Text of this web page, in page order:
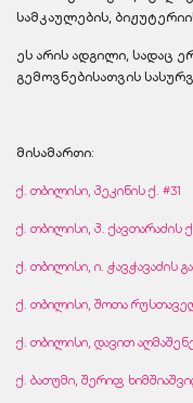
სამკაულების,
ეს არის ადგილი, სადაც
გემოვნებისათვის
მისამართი:
ქ. თბილისი, პეკინის ქ. #31
ქ. თბილისი, პ. ქავთარაძის
ქ. თბილისი, ი. ჭავჭავაძის
ქ. თბილისი, შოთა
ქ. თბილისი, დავით
ქ. ბათუმი, შერიფ